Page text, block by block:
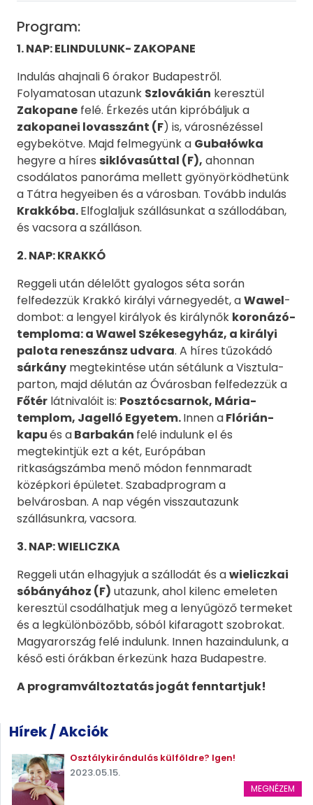
Program:
1. NAP: ELINDULUNK- ZAKOPANE
Indulás ahajnali 6 órakor Budapestről.
Folyamatosan utazunk Szlovákián keresztül
Zakopane felé. Érkezés után kipróbáljuk a
zakopanei lovasszánt (F) is, városnézéssel
egybekötve. Majd felmegyünk a Gubałówka
hegyre a híres siklóvasúttal (F), ahonnan
csodálatos panoráma mellett gyönyörködhetünk
a Tátra hegyeiben és a városban. Tovább indulás
Krakkóba.Elfoglaljuk szállásunkat a szállodában,
és vacsora a szálláson.
2. NAP: KRAKKÓ
Reggeli után délelőtt gyalogos séta során
felfedezzük Krakkó királyi várnegyedét, aWawel-
dombot: a lengyel királyok és királynők koronázó-
temploma: a Wawel Székesegyház, a királyi
palota reneszánsz udvara. A híres tűzokádó
sárkány megtekintése után sétálunk a Visztula-
parton, majd délután az Óvárosban felfedezzük a
Főtér látnivalóit is: Posztócsarnok, Mária-
templom, Jagelló Egyetem.Innen aFlórián-
kapués aBarbakán felé indulunk el és
megtekintjük ezt a két, Európában
ritkaságszámba menő módon fennmaradt
középkori épületet. Szabadprogram a
belvárosban. A nap végén visszautazunk
szállásunkra, vacsora.
3. NAP: WIELICZKA
Reggeli után elhagyjuk a szállodát és awieliczkai
sóbányához (F) utazunk, ahol kilenc emeleten
keresztül csodálhatjuk meg a lenyűgöző termeket
és a legkülönbözőbb, sóból kifaragott szobrokat.
Magyarország felé indulunk. Innen hazaindulunk, a
késő esti órákban érkezünk haza Budapestre.
A programváltoztatás jogát fenntartjuk!
Hírek / Akciók
Osztálykirándulás külföldre? Igen!
2023.05.15.
MEGNÉZEM